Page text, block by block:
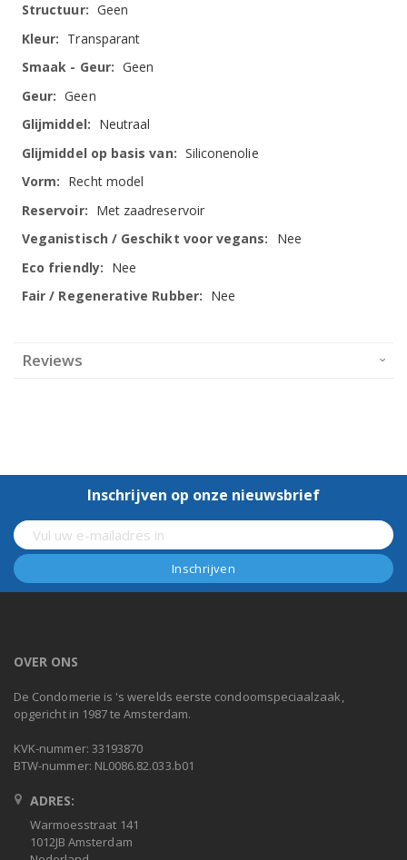
Geen
Transparant
Geen
Geen
Neutraal
Siliconenolie
Recht model
Met zaadreservoir
Nee
Nee
Nee
Reviews
Inschrijven op onze nieuwsbrief
OVER ONS
De Condomerie is 's werelds eerste condoomspeciaalzaak,
opgericht in 1987 te Amsterdam.
KVK-nummer: 33193870
BTW-nummer: NL0086.82.033.b01
ADRES:
Warmoesstraat 141
1012JB Amsterdam